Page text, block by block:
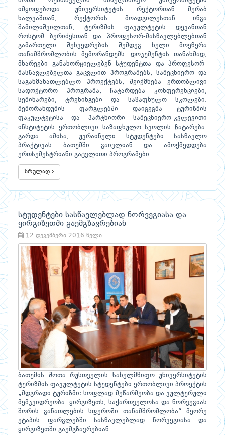
იმყოფებოდა. უნივერსიტეტის რექტორთან მერაბ
ხალვაშთან, რექტორის მოადგილესთან ინგა
შამილიშვილთან, ტურიზმის ფაკულტეტის დეკანთან
როსტომ ბერიძესთან და პროფესორ-მასწავლებლებთან
გამართული შეხვედრების შემდეგ ხელი მოეწერა
თანამშრომლობის მემორანდუმს. დოკუმენტის თანახმად,
მხარეები განახორციელებენ სტუდენტთა და პროფესორ-
მასწავლებელთა გაცვლით პროგრამებს, სამეცნიერო და
საგანმანათლებლო პროექტებს, შეიქმნება ერთობლივი
სადოქტორო პროგრამა, ჩატარდება კონფერენციები,
სემინარები, ტრენინგები და საზაფხულო სკოლები.
მემორანდუმის ფარგლებში დაიგეგმა ტურიზმის
ფაკულტეტისა და პარტნიორი სამეცნიერო-კვლევითი
ინსტიტუტის ერთობლივი საზაფხულო სკოლის ჩატარება.
გარდა ამისა, უკრაინელი სტუდენტები სასწავლო
პრაქტიკას ბათუმში გაივლიან და ამოქმედდება
ერთსემესტრიანი გაცვლითი პროგრამები.
სრულად
სტუდენტები სასწავლებლად ნორვეგიასა და
ყირგიზეთში გაემგზავრებიან
12 დეკემბერი 2016 წელი
ბათუმის შოთა რუსთველის სახელმწიფო უნივერსიტეტის
ტურიზმის ფაკულტეტის სტუდენტები ერთობლივი პროექტის
„მდგრადი ტურიზმი: სოფლად მეწარმეობა და კულტურული
მემკვიდრეობა. ყირგიზეთს, საქართველოსა და ნორვეგიას
შორის განათლების სფეროში თანამშრომლობა“ მეორე
ეტაპის ფარგლებში სასწავლებლად ნორვეგიასა და
ყირგიზეთში გაემგზავრებიან.